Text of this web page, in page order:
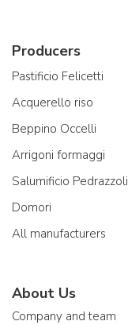
Producers
Pastificio Felicetti
Acquerello riso
Beppino Occelli
Arrigoni formaggi
Salumificio Pedrazzoli
Domori
All manufacturers
About Us
Company and team